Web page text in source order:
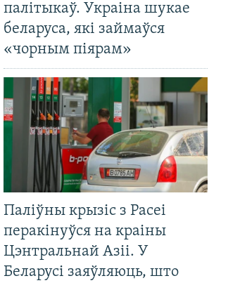
палітыкаў. Украіна шукае
беларуса, які займаўся
«чорным піярам»
Паліўны крызіс з Расеі
перакінуўся на краіны
Цэнтральнай Азіі. У
Беларусі заяўляюць, што